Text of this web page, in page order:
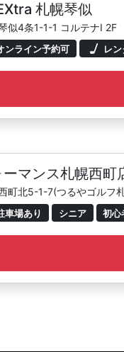
札幌琴似
似4条1-1-1 コルテナI 2F
ンライン予約可 レ
マンス札幌西町
町北5-1-7(つるやゴルフ
車場あり シニア 初心